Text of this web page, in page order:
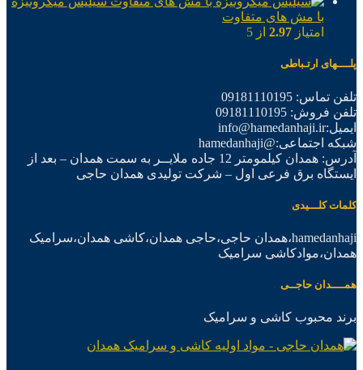
با مش های متفاوت
امتیاز 2.97 از 5
پلــــهای ارتـباطی
تلفن تماس: 09181110195
تلفن فروش: 09181110195
ایمیل:info@hamedanhaji.ir
شبکه اجتماعی:@hamedanhaji
آدرس: همدان کیلمومتر 12 جاده ملایــر به سمت همدان – بعد از
ایستگاه برق فرعی اول – شرکت تولیدی همدان حاجی
کلمات کلـــیدی
hamedanhaji،همدان حاجی،حاجی همدان،کاشی همدان،سرامیک
همدان،موادکاشی سرامیک
همــــدان حاجــی
برند محبوب کاشی و سرامیک